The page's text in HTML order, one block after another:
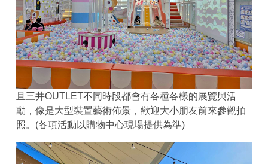
且三井OUTLET不同時段都會有各種各樣的展覽與活
動，像是大型裝置藝術佈景，歡迎大小朋友前來參觀拍
照。(各項活動以購物中心現場提供為準)